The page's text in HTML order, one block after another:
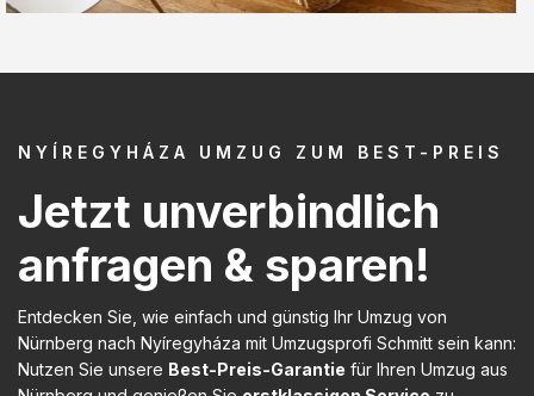
NYÍREGYHÁZA UMZUG ZUM BEST-PREIS
Jetzt unverbindlich
anfragen & sparen!
Entdecken Sie, wie einfach und günstig Ihr Umzug von
Nürnberg nach Nyíregyháza mit Umzugsprofi Schmitt sein kann:
Nutzen Sie unsere Best-Preis-Garantie für Ihren Umzug aus